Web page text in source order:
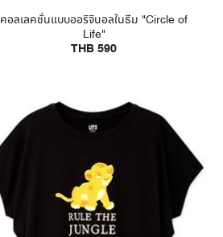
คอลเลคชั่นแบบออริจินอลในธีม "Circle of
Life"
THB 590